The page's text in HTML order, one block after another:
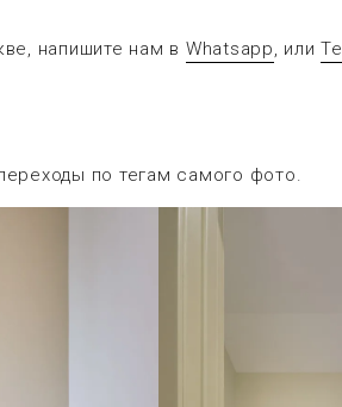
напишите нам в Whatsapp, или
по тегам самого фото.